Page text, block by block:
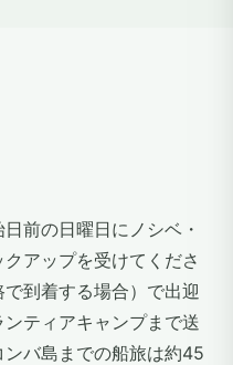
前の日曜日にノシベ・
アップを受けてくださ
到着する場合）で出迎
ティアキャンプまで送
バ島までの船旅は約45